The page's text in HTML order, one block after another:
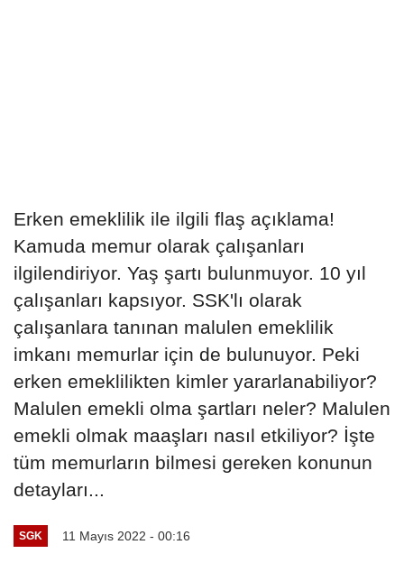
Erken emeklilik ile ilgili flaş açıklama!
Kamuda memur olarak çalışanları
ilgilendiriyor. Yaş şartı bulunmuyor. 10 yıl
çalışanları kapsıyor. SSK'lı olarak
çalışanlara tanınan malulen emeklilik
imkanı memurlar için de bulunuyor. Peki
erken emeklilikten kimler yararlanabiliyor?
Malulen emekli olma şartları neler? Malulen
emekli olmak maaşları nasıl etkiliyor? İşte
tüm memurların bilmesi gereken konunun
detayları...
SGK 11 Mayıs 2022 - 00:16